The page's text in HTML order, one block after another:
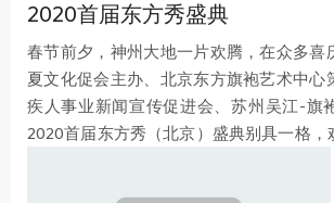
2020首届东方秀盛典
春节前夕，神州大地一片欢腾，在众多喜
夏文化促会主办、北京东方旗袍艺术中心
疾人事业新闻宣传促进会、苏州吴江-旗
2020首届东方秀（北京）盛典别具一格，